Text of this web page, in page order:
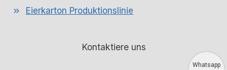
Eierkarton Produktionslinie
Kontaktiere uns
Whatsapp